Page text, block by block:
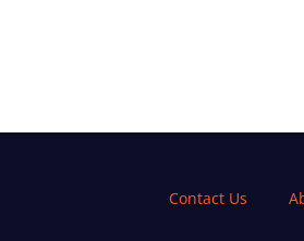
Contact Us